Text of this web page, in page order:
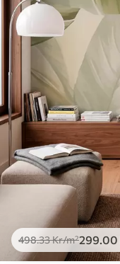
498.33Kr/m²299.00